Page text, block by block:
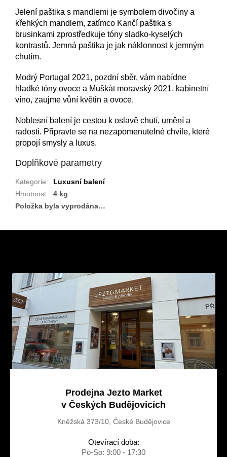
Jelení paštika s mandlemi je symbolem divočiny a
křehkých mandlem, zatímco Kančí paštika s
brusinkami zprostředkuje tóny sladko-kyselých
kontrastů. Jemná paštika je jak náklonnost k jemným
chutím.
Modrý Portugal 2021, pozdní sběr, vám nabídne
hladké tóny ovoce a Muškát moravský 2021, kabinetní
víno, zaujme vůní květin a ovoce.
Noblesní balení je cestou k oslavě chutí, umění a
radosti. Připravte se na nezapomenutelné chvíle, které
propojí smysly a luxus.
Doplňkové parametry
Kategorie:
Luxusní balení
Hmotnost:
4 kg
Položka byla vyprodána…
Prodejna Jezto Market
v Českých Budějovicích
Kněžská 373/10, České Budějovice
Otevírací doba:
Po-So: 9:00 - 17:30